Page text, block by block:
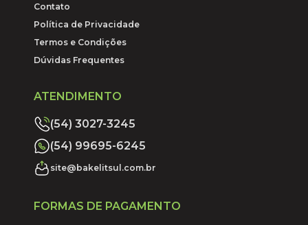
Contato
Política de Privacidade
Termos e Condições
Dúvidas Frequentes
ATENDIMENTO
(54) 3027-3245
(54) 99695-6245
site@bakelitsul.com.br
FORMAS DE PAGAMENTO